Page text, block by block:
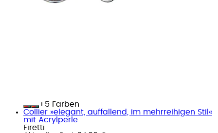
+
Farben
Collier »elegant, auffallend, im mehrreihigen Stil«
mit Acrylperle
Firetti